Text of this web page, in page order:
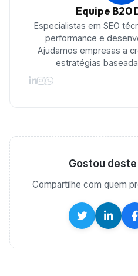
Equipe B20
Especialistas em SEO
performance e
Ajudamos empresas a
estratégias
Gostou
Compartilhe com quem